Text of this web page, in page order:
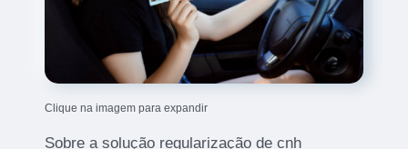
Clique na imagem para expandir
Sobre a solução regularização de cnh